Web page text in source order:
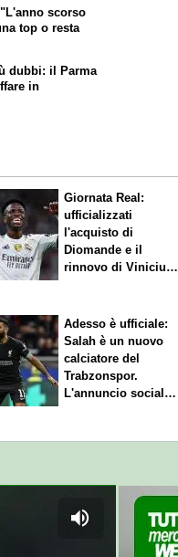
scorso
top o resta
dubbi: il Parma
in
Giornata Real:
ufficializzati
l'acquisto di
Diomande e il
rinnovo di Vinicius.
Adesso è ufficiale:
Salah è un nuovo
calciatore del
Trabzonspor.
L'annuncio social